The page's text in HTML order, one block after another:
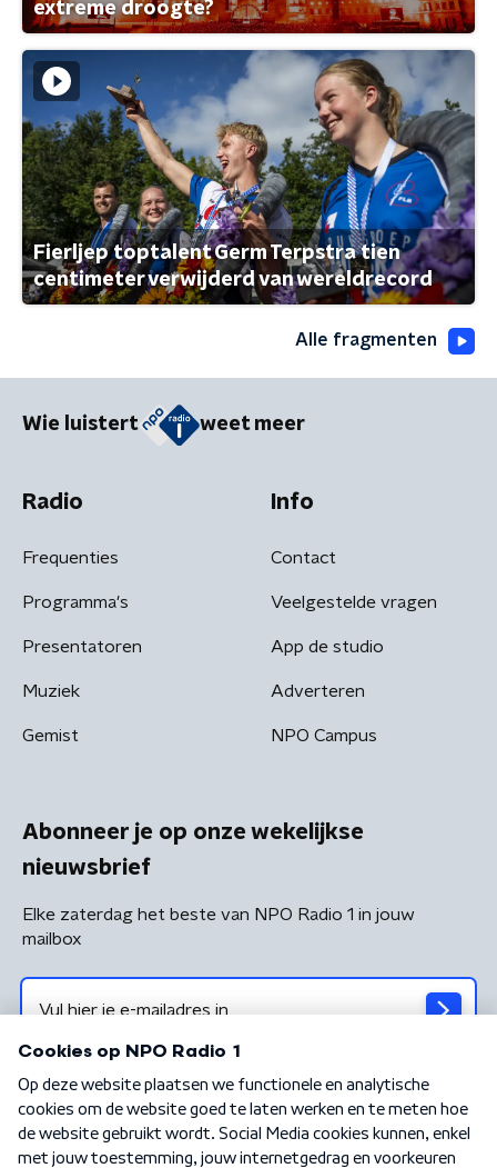
extreme droogte?
Fierljep toptalent Germ Terpstra tien
centimeter verwijderd van wereldrecord
Alle fragmenten
Wie luistert weet meer
Radio
Frequenties
Programma's
Presentatoren
Muziek
Gemist
Info
Contact
Veelgestelde vragen
App de studio
Adverteren
NPO Campus
Abonneer je op onze wekelijkse
nieuwsbrief
Elke zaterdag het beste van NPO Radio 1 in jouw
mailbox
Algemene voorwaarden